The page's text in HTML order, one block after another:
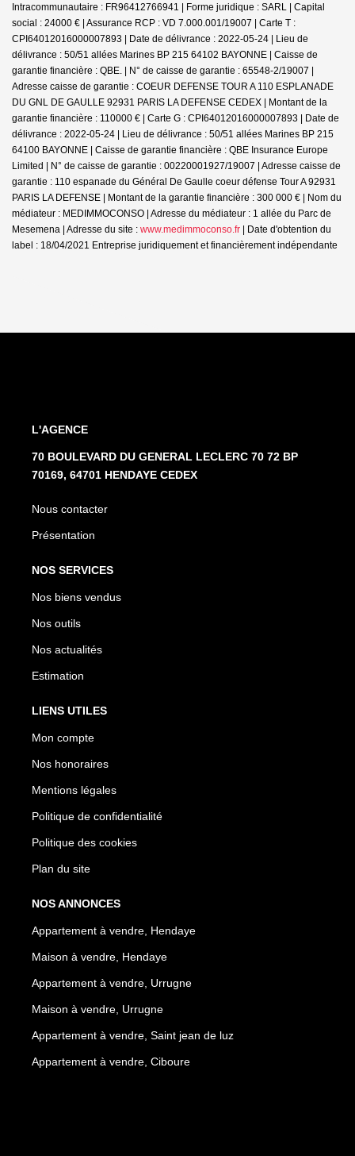
Intracommunautaire : FR96412766941 | Forme juridique : SARL | Capital
social : 24000 € | Assurance RCP : VD 7.000.001/19007 | Carte T :
CPI64012016000007893 | Date de délivrance : 2022-05-24 | Lieu de
délivrance : 50/51 allées Marines BP 215 64102 BAYONNE | Caisse de
garantie financière : QBE. | N° de caisse de garantie : 65548-2/19007 |
Adresse caisse de garantie : COEUR DEFENSE TOUR A 110 ESPLANADE
DU GNL DE GAULLE 92931 PARIS LA DEFENSE CEDEX | Montant de la
garantie financière : 110000 € | Carte G : CPI64012016000007893 | Date de
délivrance : 2022-05-24 | Lieu de délivrance : 50/51 allées Marines BP 215
64100 BAYONNE | Caisse de garantie financière : QBE Insurance Europe
Limited | N° de caisse de garantie : 00220001927/19007 | Adresse caisse de
garantie : 110 espanade du Général De Gaulle coeur défense Tour A 92931
PARIS LA DEFENSE | Montant de la garantie financière : 300 000 € | Nom du
médiateur : MEDIMMOCONSO | Adresse du médiateur : 1 allée du Parc de
Mesemena | Adresse du site : www.medimmoconso.fr | Date d'obtention du
label : 18/04/2021 Entreprise juridiquement et financièrement indépendante
L'AGENCE
70 BOULEVARD DU GENERAL LECLERC 70 72 BP
70169, 64701 HENDAYE CEDEX
Nous contacter
Présentation
NOS SERVICES
Nos biens vendus
Nos outils
Nos actualités
Estimation
LIENS UTILES
Mon compte
Nos honoraires
Mentions légales
Politique de confidentialité
Politique des cookies
Plan du site
NOS ANNONCES
Appartement à vendre, Hendaye
Maison à vendre, Hendaye
Appartement à vendre, Urrugne
Maison à vendre, Urrugne
Appartement à vendre, Saint jean de luz
Appartement à vendre, Ciboure